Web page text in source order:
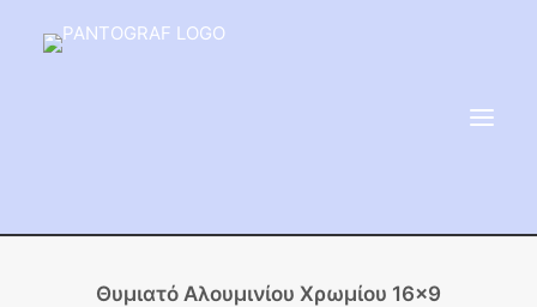
ΕΙΔΗ ΜΝΗΜΕΙΟΥ
Θυμιατό Αλουμινίου Χρωμίου 16×9